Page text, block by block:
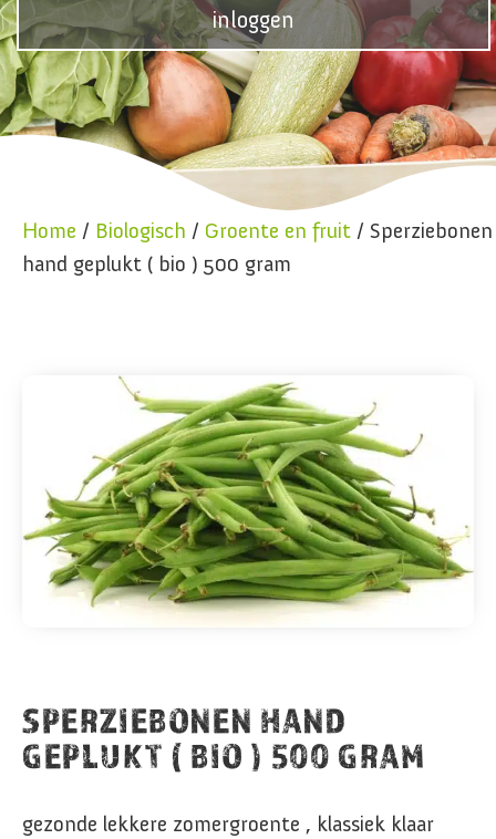
inloggen
Home / Biologisch / Groente en fruit / Sperziebonen
hand geplukt ( bio ) 500 gram
SPERZIEBONEN HAND
GEPLUKT ( BIO ) 500 GRAM
gezonde lekkere zomergroente , klassiek klaar